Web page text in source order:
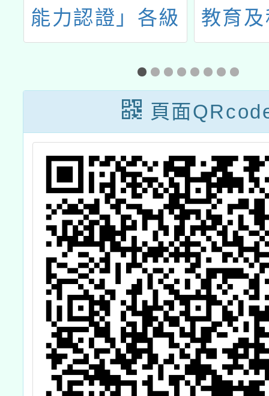
能力認證」各級
別認證報名簡章
教育
辦理
教
頁面